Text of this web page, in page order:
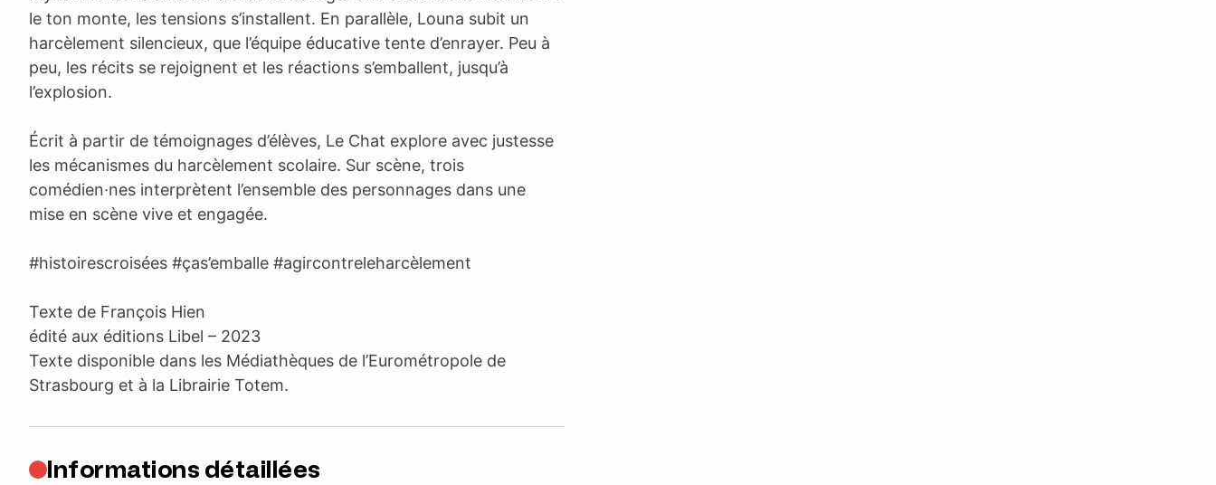
le ton monte, les tensions s’installent. En parallèle, Louna subit un
harcèlement silencieux, que l’équipe éducative tente d’enrayer. Peu à
peu, les récits se rejoignent et les réactions s’emballent, jusqu’à
l’explosion.
Écrit à partir de témoignages d’élèves, Le Chat explore avec justesse
les mécanismes du harcèlement scolaire. Sur scène, trois
comédien·nes interprètent l’ensemble des personnages dans une
mise en scène vive et engagée.
#histoirescroisées #ças’emballe #agircontreleharcèlement
Texte de François Hien
édité aux éditions Libel – 2023
Texte disponible dans les Médiathèques de l’Eurométropole de
Strasbourg et à la Librairie Totem.
Informations détaillées